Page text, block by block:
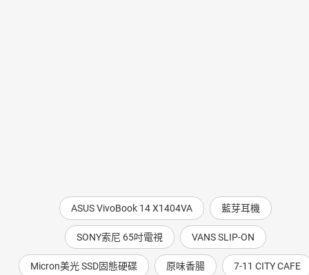
ASUS VivoBook 14 X1404VA 藍芽耳機
SONY索尼 65吋電視 VANS SLIP-ON
Micron美光 SSD固態硬碟 原味香腸 7-11 CITY CAFE